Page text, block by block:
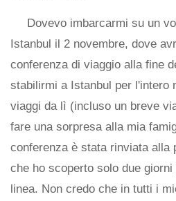
Dovevo imbarcarmi su un
Istanbul il 2 novembre, dove
conferenza di viaggio alla fine
stabilirmi a Istanbul per l'intero
viaggi da lì (incluso un breve
fare una sorpresa alla mia
conferenza è stata rinviata alla
che ho scoperto solo due
linea. Non credo che in tutti i